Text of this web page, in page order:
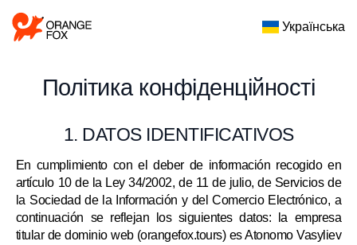
Українська
Політика конфіденційності
1. DATOS IDENTIFICATIVOS
En cumplimiento con el deber de información recogido en
artículo 10 de la Ley 34/2002, de 11 de julio, de Servicios de
la Sociedad de la Información y del Comercio Electrónico, a
continuación se reflejan los siguientes datos: la empresa
titular de dominio web (orangefox.tours) es Atonomo Vasyliev